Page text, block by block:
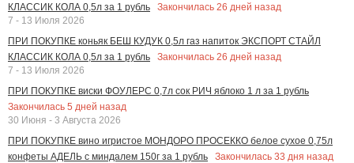
КЛАССИК КОЛА 0,5л за 1 рубль
Закончилась 26 дней назад
7 - 13 Июля 2026
ПРИ ПОКУПКЕ коньяк БЕШ КУДУК 0,5л газ напиток ЭКСПОРТ СТАЙЛ
КЛАССИК КОЛА 0,5л за 1 рубль
Закончилась 26 дней назад
7 - 13 Июля 2026
ПРИ ПОКУПКЕ виски ФОУЛЕРС 0,7л сок РИЧ яблоко 1 л за 1 рубль
Закончилась 5 дней назад
30 Июня - 3 Августа 2026
ПРИ ПОКУПКЕ вино игристое МОНДОРО ПРОСЕККО белое сухое 0,75л
конфеты АДЕЛЬ с миндалем 150г за 1 рубль
Закончилась 33 дня назад